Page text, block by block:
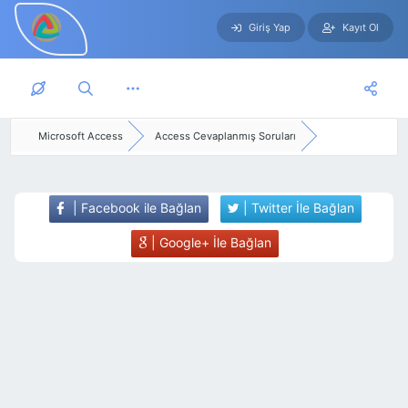
Skip to main content
Giriş Yap Kayıt Ol
Microsoft Access Access Cevaplanmış Soruları
| Facebook ile Bağlan | Twitter İle Bağlan
| Google+ İle Bağlan